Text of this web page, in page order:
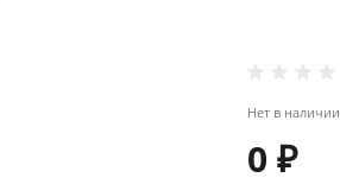
Нет в наличии
0 ₽